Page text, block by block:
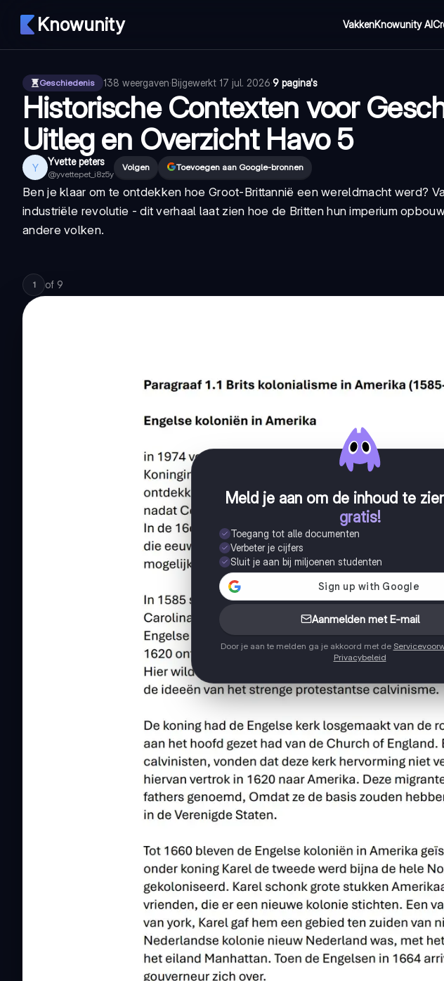
Knowunity VakkenKnowunity AI
Geschiedenis 138 weergaven·Bijgewerkt 17 jul. 2026·9 pagina's
Historische Contexten voor
Uitleg en Overzicht Havo 5
Y Yvette peters
@yvettepet_i8z5y
Volgen Toevoegen aan Google-bronnen
Ben je klaar om te ontdekken hoe Groot-Brittannië een wereldmacht werd?
industriële revolutie - dit verhaal laat zien hoe de Britten hun imperium
andere volken.
1 of 9
Meld je aan om de inhoud te
gratis!
Toegang tot alle documenten
Verbeter je cijfers
Sluit je aan bij miljoenen studenten
Aanmelden met E-mail
Door je aan te melden ga je akkoord met de
Privacybeleid